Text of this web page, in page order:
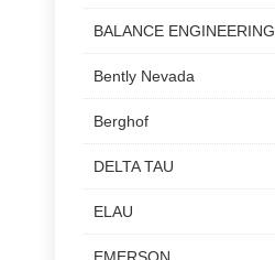
BALANCE ENGINEERING
Bently Nevada
Berghof
DELTA TAU
ELAU